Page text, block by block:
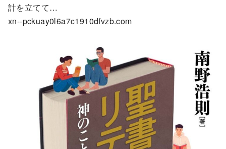
計を立てて…
xn--pckuay0l6a7c1910dfvzb.com